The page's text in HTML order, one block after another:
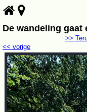
De wandeling gaat
<< vorige
>>